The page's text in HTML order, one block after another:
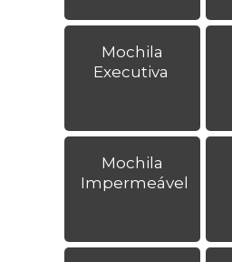
Mochila
Executiva
Mochila
Impermeável